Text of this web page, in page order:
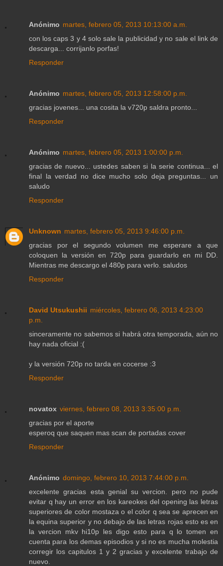
Anónimo martes, febrero 05, 2013 10:13:00 a.m.
con los caps 3 y 4 solo sale la publicidad y no sale el link de
descarga... corrijanlo porfas!
Responder
Anónimo martes, febrero 05, 2013 12:58:00 p.m.
gracias jovenes... una cosita la v720p saldra pronto...
Responder
Anónimo martes, febrero 05, 2013 1:00:00 p.m.
gracias de nuevo... ustedes saben si la serie continua... el
final la verdad no dice mucho solo deja preguntas... un
saludo
Responder
Unknown martes, febrero 05, 2013 9:46:00 p.m.
gracias por el segundo volumen me esperare a que
coloquen la versión en 720p para guardarlo en mi DD.
Mientras me descargo el 480p para verlo. saludos
Responder
David Utsukushii miércoles, febrero 06, 2013 4:23:00
p.m.
sinceramente no sabemos si habrá otra temporada, aún no
hay nada oficial :(
y la versión 720p no tarda en cocerse :3
Responder
novatox viernes, febrero 08, 2013 3:35:00 p.m.
gracias por el aporte
esperoq que saquen mas scan de portadas cover
Responder
Anónimo domingo, febrero 10, 2013 7:44:00 p.m.
excelente gracias esta genial su vercion. pero no pude
evitar q hay un error en los kareokes del opening las letras
superiores de color mostaza o el color q sea se aprecen en
la equina superior y no debajo de las letras rojas esto es en
la vercion mkv hi10p les digo esto para q lo tomen en
cuenta para los demas episodios y si no es mucha molestia
corregir los capitulos 1 y 2 gracias y excelente trabajo de
nuevo.